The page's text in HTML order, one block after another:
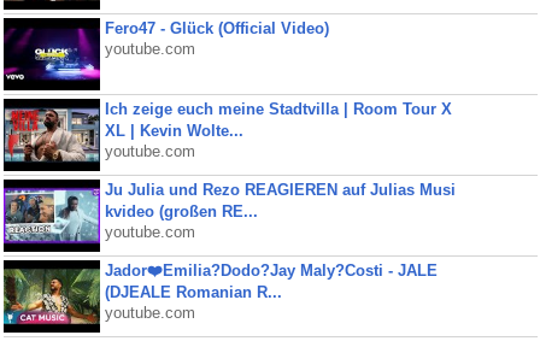
Fero47 - Glück (Official Video)
youtube.com
Ich zeige euch meine Stadtvilla | Room Tour X
XL | Kevin Wolte...
youtube.com
Ju Julia und Rezo REAGIEREN auf Julias Musi
kvideo (großen RE...
youtube.com
Jador❤️Emilia?Dodo?Jay Maly?Costi - JALE
(DJEALE Romanian R...
youtube.com